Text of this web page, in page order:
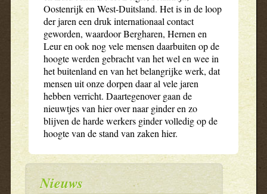
Oostenrijk en West-Duitsland. Het is in de loop
der jaren een druk internationaal contact
geworden, waardoor Bergharen, Hernen en
Leur en ook nog vele mensen daarbuiten op de
hoogte werden gebracht van het wel en wee in
het buitenland en van het belangrijke werk, dat
mensen uit onze dorpen daar al vele jaren
hebben verricht. Daartegenover gaan de
nieuwtjes van hier over naar ginder en zo
blijven de harde werkers ginder volledig op de
hoogte van de stand van zaken hier.
Nieuws